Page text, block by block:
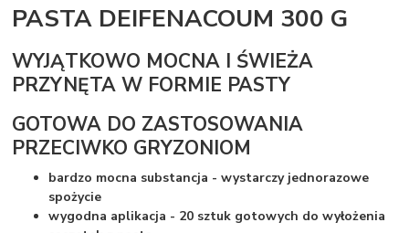
PASTA DEIFENACOUM 300 G
WYJĄTKOWO MOCNA I ŚWIEŻA
PRZYNĘTA W FORMIE PASTY
GOTOWA DO ZASTOSOWANIA
PRZECIWKO GRYZONIOM
bardzo mocna substancja - wystarczy jednorazowe
spożycie
wygodna aplikacja - 20 sztuk gotowych do wyłożenia